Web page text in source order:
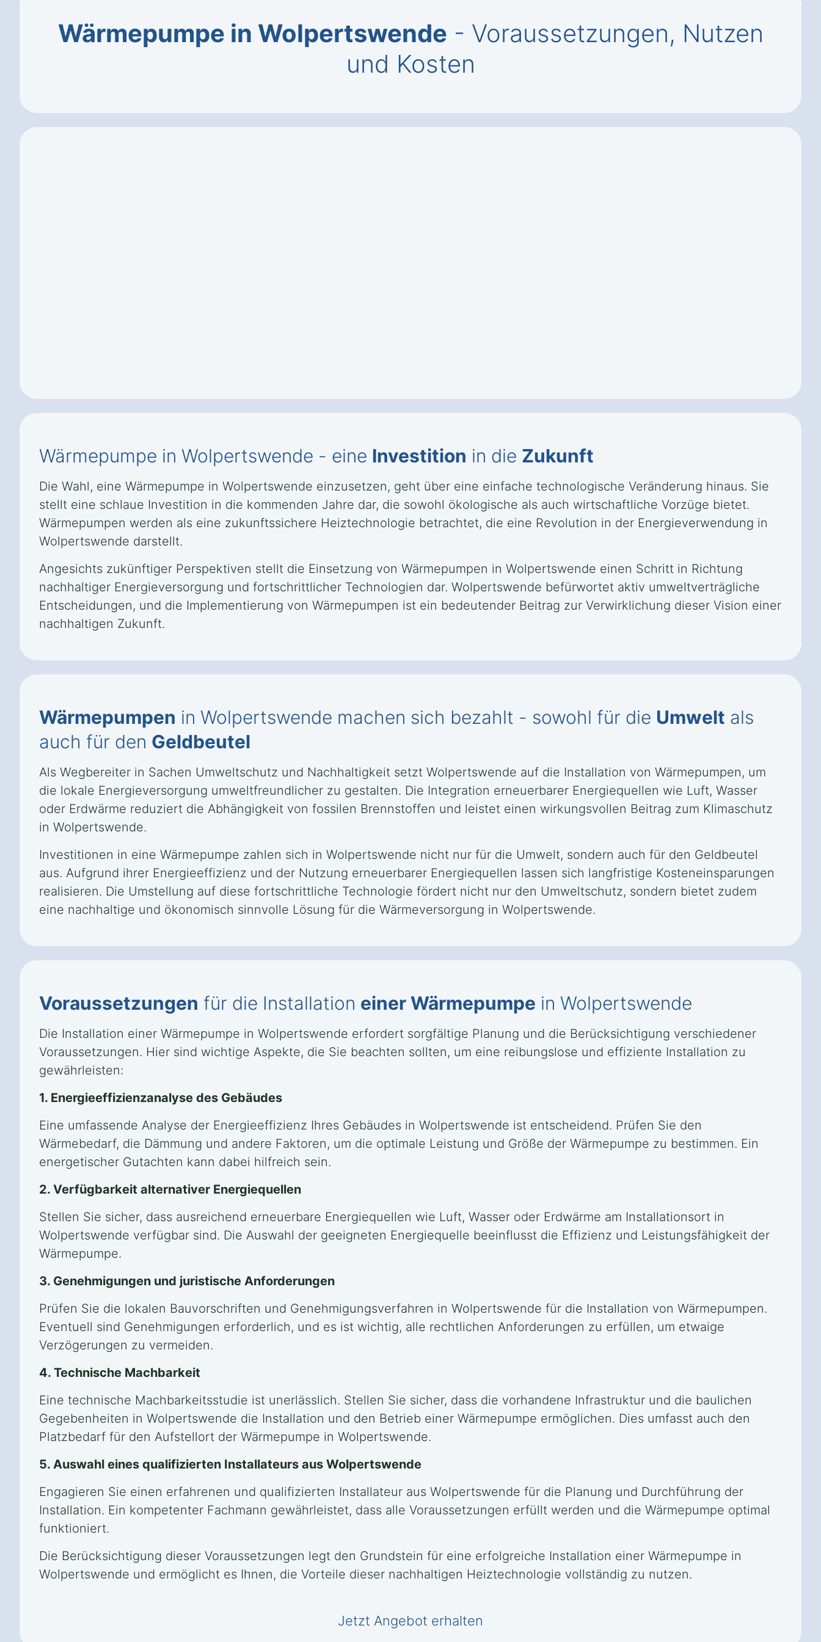
Wärmepumpe in Wolpertswende - Voraussetzungen, Nutzen
und Kosten
Wärmepumpe in Wolpertswende - eine Investition in die Zukunft
Die Wahl, eine Wärmepumpe in Wolpertswende einzusetzen, geht über eine einfache technologische Veränderung hinaus. Sie
stellt eine schlaue Investition in die kommenden Jahre dar, die sowohl ökologische als auch wirtschaftliche Vorzüge bietet.
Wärmepumpen werden als eine zukunftssichere Heiztechnologie betrachtet, die eine Revolution in der Energieverwendung in
Wolpertswende darstellt.
Angesichts zukünftiger Perspektiven stellt die Einsetzung von Wärmepumpen in Wolpertswende einen Schritt in Richtung
nachhaltiger Energieversorgung und fortschrittlicher Technologien dar. Wolpertswende befürwortet aktiv umweltverträgliche
Entscheidungen, und die Implementierung von Wärmepumpen ist ein bedeutender Beitrag zur Verwirklichung dieser Vision einer
nachhaltigen Zukunft.
Wärmepumpen in Wolpertswende machen sich bezahlt - sowohl für die Umwelt als
auch für den Geldbeutel
Als Wegbereiter in Sachen Umweltschutz und Nachhaltigkeit setzt Wolpertswende auf die Installation von Wärmepumpen, um
die lokale Energieversorgung umweltfreundlicher zu gestalten. Die Integration erneuerbarer Energiequellen wie Luft, Wasser
oder Erdwärme reduziert die Abhängigkeit von fossilen Brennstoffen und leistet einen wirkungsvollen Beitrag zum Klimaschutz
in Wolpertswende.
Investitionen in eine Wärmepumpe zahlen sich in Wolpertswende nicht nur für die Umwelt, sondern auch für den Geldbeutel
aus. Aufgrund ihrer Energieeffizienz und der Nutzung erneuerbarer Energiequellen lassen sich langfristige Kosteneinsparungen
realisieren. Die Umstellung auf diese fortschrittliche Technologie fördert nicht nur den Umweltschutz, sondern bietet zudem
eine nachhaltige und ökonomisch sinnvolle Lösung für die Wärmeversorgung in Wolpertswende.
Voraussetzungen für die Installation einer Wärmepumpe in Wolpertswende
Die Installation einer Wärmepumpe in Wolpertswende erfordert sorgfältige Planung und die Berücksichtigung verschiedener
Voraussetzungen. Hier sind wichtige Aspekte, die Sie beachten sollten, um eine reibungslose und effiziente Installation zu
gewährleisten:
1. Energieeffizienzanalyse des Gebäudes
Eine umfassende Analyse der Energieeffizienz Ihres Gebäudes in Wolpertswende ist entscheidend. Prüfen Sie den
Wärmebedarf, die Dämmung und andere Faktoren, um die optimale Leistung und Größe der Wärmepumpe zu bestimmen. Ein
energetischer Gutachten kann dabei hilfreich sein.
2. Verfügbarkeit alternativer Energiequellen
Stellen Sie sicher, dass ausreichend erneuerbare Energiequellen wie Luft, Wasser oder Erdwärme am Installationsort in
Wolpertswende verfügbar sind. Die Auswahl der geeigneten Energiequelle beeinflusst die Effizienz und Leistungsfähigkeit der
Wärmepumpe.
3. Genehmigungen und juristische Anforderungen
Prüfen Sie die lokalen Bauvorschriften und Genehmigungsverfahren in Wolpertswende für die Installation von Wärmepumpen.
Eventuell sind Genehmigungen erforderlich, und es ist wichtig, alle rechtlichen Anforderungen zu erfüllen, um etwaige
Verzögerungen zu vermeiden.
4. Technische Machbarkeit
Eine technische Machbarkeitsstudie ist unerlässlich. Stellen Sie sicher, dass die vorhandene Infrastruktur und die baulichen
Gegebenheiten in Wolpertswende die Installation und den Betrieb einer Wärmepumpe ermöglichen. Dies umfasst auch den
Platzbedarf für den Aufstellort der Wärmepumpe in Wolpertswende.
5. Auswahl eines qualifizierten Installateurs aus Wolpertswende
Engagieren Sie einen erfahrenen und qualifizierten Installateur aus Wolpertswende für die Planung und Durchführung der
Installation. Ein kompetenter Fachmann gewährleistet, dass alle Voraussetzungen erfüllt werden und die Wärmepumpe optimal
funktioniert.
Die Berücksichtigung dieser Voraussetzungen legt den Grundstein für eine erfolgreiche Installation einer Wärmepumpe in
Wolpertswende und ermöglicht es Ihnen, die Vorteile dieser nachhaltigen Heiztechnologie vollständig zu nutzen.
Jetzt Angebot erhalten